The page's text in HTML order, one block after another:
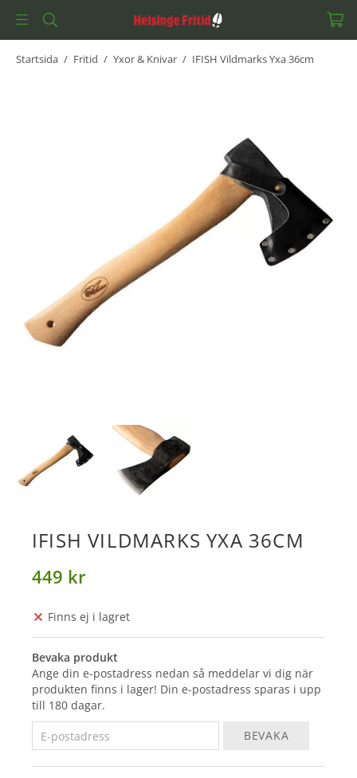
Startsida / Fritid / Yxor & Knivar / IFISH Vildmarks Yxa 36cm
IFISH VILDMARKS YXA 36CM
449 kr
Finns ej i lagret
Bevaka produkt
Ange din e-postadress nedan så meddelar vi dig när
produkten finns i lager! Din e-postadress sparas i upp
till 180 dagar.
BEVAKA